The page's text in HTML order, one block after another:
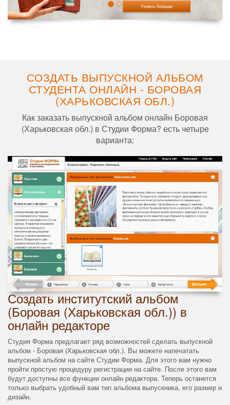
СОЗДАТЬ ВЫПУСКНОЙ АЛЬБОМ
СТУДЕНТА ОНЛАЙН - БОРОВАЯ
(ХАРЬКОВСКАЯ ОБЛ.)
Как заказать выпускной альбом онлайн Боровая
(Харьковская обл.) в Студии Форма? есть четыре
варианта:
Создать институтский альбом
(Боровая (Харьковская обл.)) в
онлайн редакторе
Студия Форма предлагает ряд возможностей сделать выпускной
альбом - Боровая (Харьковская обл.). Вы можете напечатать
выпускной альбом на сайте Студии Форма. Для этого вам нужно
пройти простую процедуру регистрации на сайте. После этого вам
будут доступны все функции онлайн редактора. Теперь останется
только выбрать удобный вам тип альбома выпускника, его размер и
дизайн.